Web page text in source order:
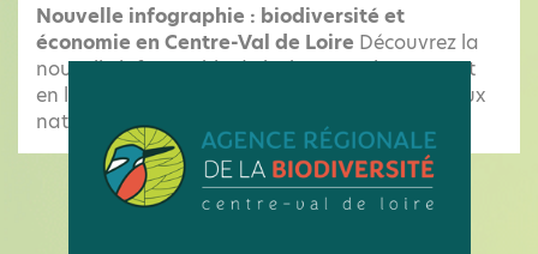
Nouvelle infographie : biodiversité et
économie en Centre-Val de Loire Découvrez la
nouvelle infographie de l'Observatoire mettant
en lumière les pressions qui menacent les milieux
naturels et les espèces locales, ainsi...
LES ACTUALITÉS DE L'OBSERVATOIRE